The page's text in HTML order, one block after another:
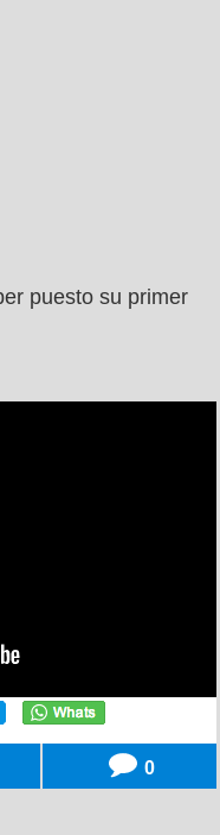
puesto su primer
0